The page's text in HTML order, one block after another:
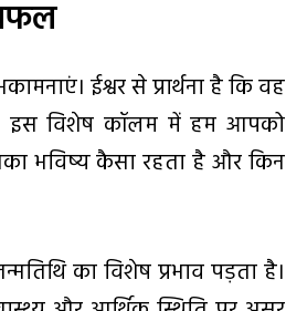
ईश्वर से प्रार्थना है कि वह
इस विशेष कॉलम में हम आपको
भविष्य कैसा रहता है और किन
का विशेष प्रभाव पड़ता है।